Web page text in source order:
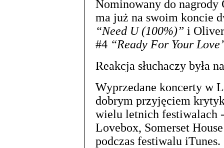
Nominowany do
ma już na swoim koncie
“Need U (100%)” i
#4 “Ready For Your
Reakcja słuchaczy była
Wyprzedane koncerty w
dobrym przyjęciem
wielu letnich festiwalach
Lovebox, Somerset
podczas festiwalu iTunes.